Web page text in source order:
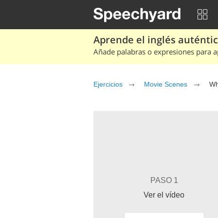
Aprende el inglés
Añade palabras o expresiones para
Ejercicios Movie Scenes
PASO 1
Ver el vídeo